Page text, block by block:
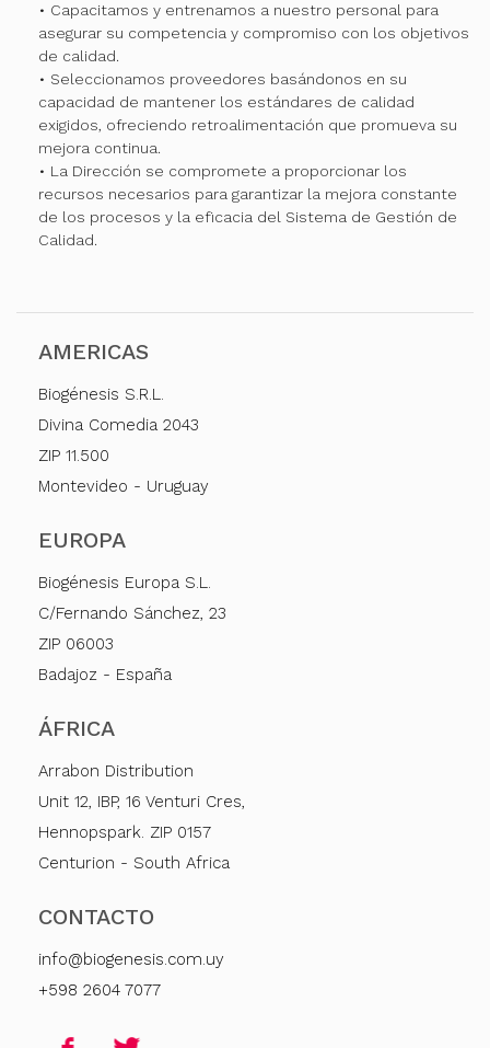
• Capacitamos y entrenamos a nuestro personal para
asegurar su competencia y compromiso con los objetivos
de calidad.
• Seleccionamos proveedores basándonos en su
capacidad de mantener los estándares de calidad
exigidos, ofreciendo retroalimentación que promueva su
mejora continua.
• La Dirección se compromete a proporcionar los
recursos necesarios para garantizar la mejora constante
de los procesos y la eficacia del Sistema de Gestión de
Calidad.
AMERICAS
Biogénesis S.R.L.
Divina Comedia 2043
ZIP 11.500
Montevideo - Uruguay
EUROPA
Biogénesis Europa S.L.
C/Fernando Sánchez, 23
ZIP 06003
Badajoz - España
ÁFRICA
Arrabon Distribution
Unit 12, IBP, 16 Venturi Cres,
Hennopspark. ZIP 0157
Centurion - South Africa
CONTACTO
info@biogenesis.com.uy
+598 2604 7077